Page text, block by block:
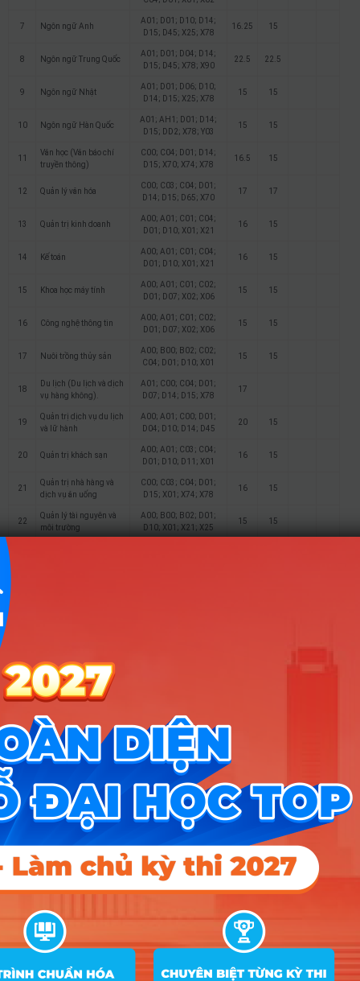
7 Ngôn ngữ Anh
A01; D01; D10; D14;
D15; D45; X25; X78
16.25 15
8 Ngôn ngữ Trung Quốc
A01; D01; D04; D14;
D15; D45; X78; X90
22.5 22.5
9 Ngôn ngữ Nhật
A01; D01; D06; D10;
D14; D15; X25; X78
15 15
10 Ngôn ngữ Hàn Quốc
A01; AH1; D01; D14;
D15; DD2; X78; Y03
15 15
11
Văn học (Văn báo chí
truyền thông)
C00; C04; D01; D14;
D15; X70; X74; X78
16.5 15
12 Quản lý văn hóa
C00; C03; C04; D01;
D14; D15; D65; X70
17 17
13 Quản trị kinh doanh
A00; A01; C01; C04;
D01; D10; X01; X21
16 15
14 Kế toán
A00; A01; C01; C04;
D01; D10; X01; X21
16 15
15 Khoa học máy tính
A00; A01; C01; C02;
D01; D07; X02; X06
15 15
16 Công nghệ thông tin
A00; A01; C01; C02;
D01; D07; X02; X06
15 15
17 Nuôi trồng thủy sản
A00; B00; B02; C02;
C04; D01; D10; X01
15 15
18
Du lịch (Du lịch và dịch
vụ hàng không).
A01; C00; C04; D01;
D07; D14; D15; X78
17
19
Quản trị dịch vụ du lịch
và lữ hành
A00; A01; C00; D01;
D04; D10; D14; D45
20 15
20 Quản trị khách sạn
A00; A01; C03; C04;
D01; D10; D11; X01
16 15
21
Quản trị nhà hàng và
dịch vụ ăn uống
C00; C03; C04; D01;
D15; X01; X74; X78
16 15
22
Quản lý tài nguyên và
môi trường
A00; B00; B02; D01;
D10; X01; X21; X25
15 15
3 Ngôn ngữ Trung Quốc
D14; D15; X25; X78
Ngôn ngữ Hàn Quốc
A01; AH1; D01; D14;
D15; DD2; X78; Y03
truyền thông)
C00; C04; D01; D14;
D15; X70; X74; X78
7 Quản lý văn hóa
C00; C03; C04; D01;
D14; D15; D65; X70
19.5
18
9 Kế toán
A00; A01; C01; C04;
D01; D10; X01; X21
19 21
Khoa học máy tính 18
11 Công nghệ thông tin
D01; D07; X02; X06
18
12 Nuôi trồng thủy sản
A00; B00; B02; C02;
18 18